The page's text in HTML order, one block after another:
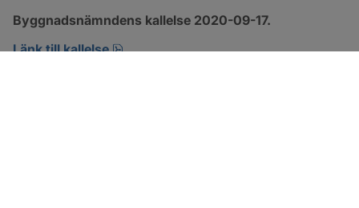
Byggnadsnämndens kallelse 2020-09-17.
Länk till kallelse
pdf, öppnas i nytt fönster.